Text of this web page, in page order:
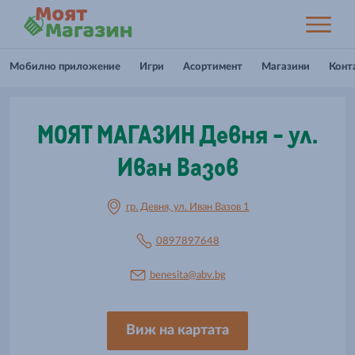
Мобилно приложение Игри Асортимент Магазини
МОЯТ МАГАЗИН Девня - ул.
Иван Вазов
гр. Девня, ул. Иван Вазов 1
0897897648
benesita@abv.bg
Виж на картата